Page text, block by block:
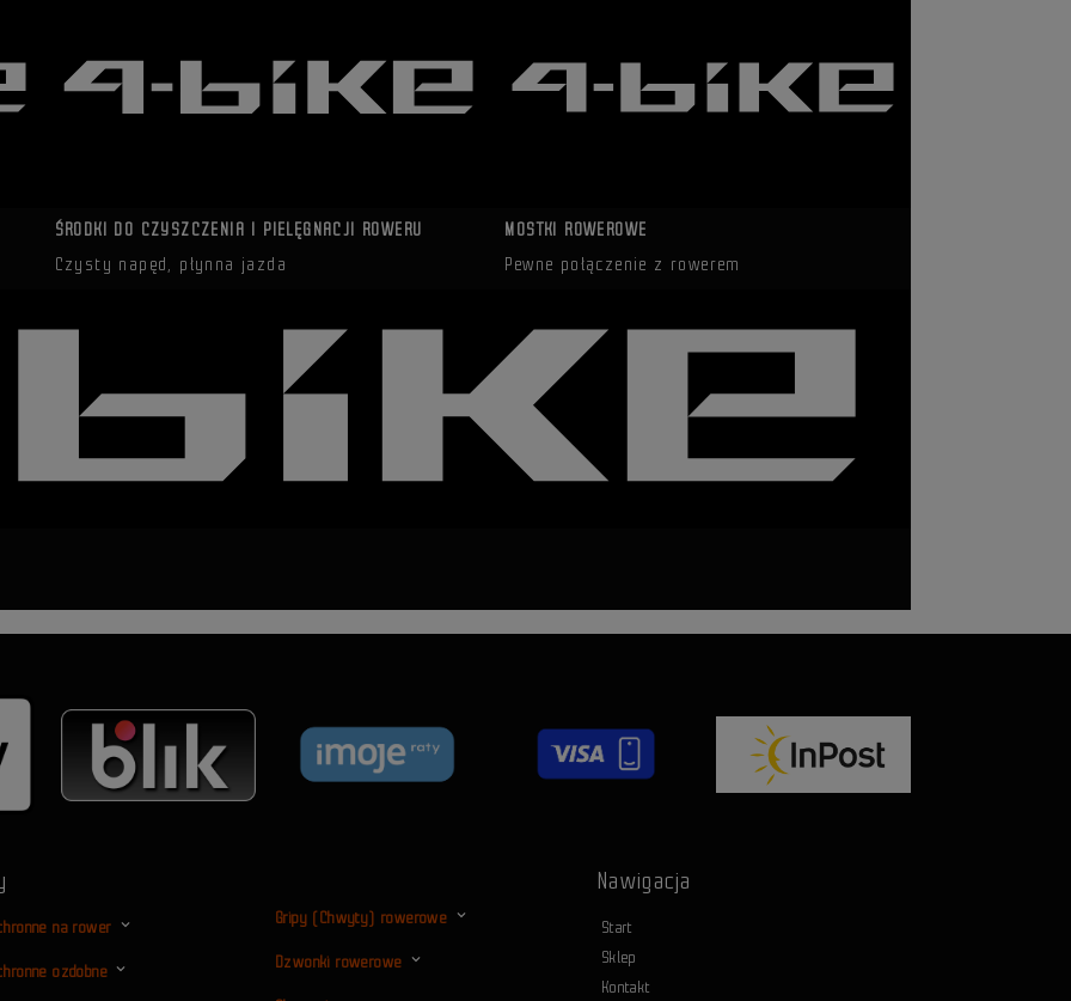
ŚRODKI DO CZYSZCZENIA I PIELĘGNACJI ROWERU
Czysty napęd, płynna jazda
MOSTKI ROWEROWE
Pewne połączenie z rowerem
na rower
ozdobne
Gripy (Chwyty) rowerowe
Dzwonki rowerowe
Nawigacja
Start
Sklep
Kontakt